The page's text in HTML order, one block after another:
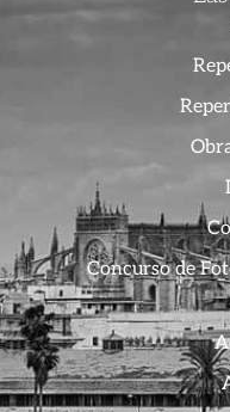
Concurso de